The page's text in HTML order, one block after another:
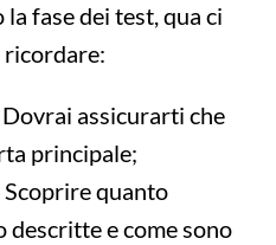
fase dei test, qua ci
ricordare:
Dovrai assicurarti che
principale;
Scoprire quanto
descritte e come sono